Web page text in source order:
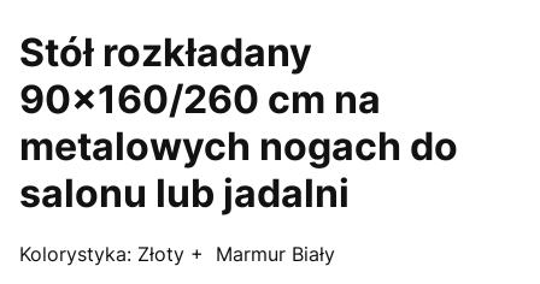
Stół rozkładany
90x160/260 cm na
metalowych nogach do
salonu lub jadalni
Kolorystyka: Złoty + Marmur Biały